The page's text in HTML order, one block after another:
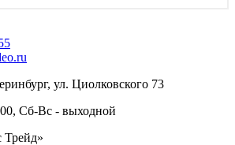
ул. Циолковского 73
Сб-Вс - выходной